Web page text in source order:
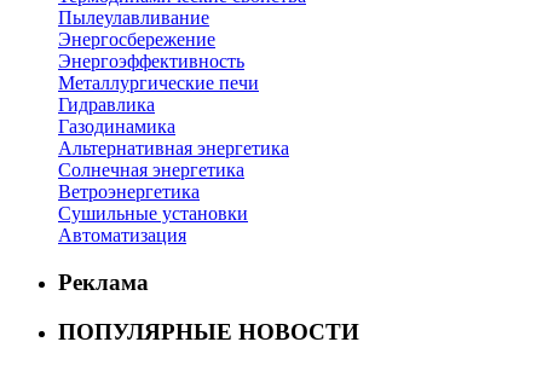
Пылеулавливание
Энергосбережение
Энергоэффективность
Металлургические печи
Гидравлика
Газодинамика
Альтернативная энергетика
Солнечная энергетика
Ветроэнергетика
Сушильные установки
Автоматизация
Реклама
ПОПУЛЯРНЫЕ НОВОСТИ